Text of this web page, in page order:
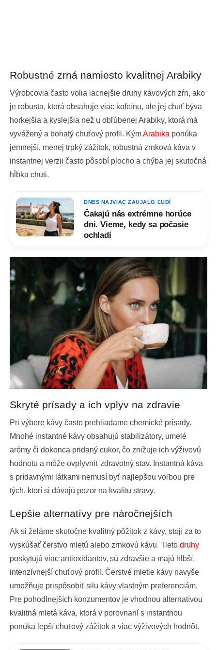
Robustné zrná namiesto kvalitnej Arabiky
Výrobcovia často volia lacnejšie druhy kávových zŕn, ako
je robusta, ktorá obsahuje viac kofeínu, ale jej chuť býva
horkejšia a kyslejšia než u obľúbenej Arabiky, ktorá má
vyvážený a bohatý chuťový profil. KýmArabika ponúka
jemnejší, menej trpký zážitok, robustná zrnková káva v
instantnej verzii často pôsobí plocho a chýba jej skutočná
hĺbka chuti.
DNES NAJVIAC ZAUJALO ĽUDÍ
Čakajú nás extrémne horúce
dni. Vieme, kedy sa počasie
ochladí
Skryté prísady a ich vplyv na zdravie
Pri výbere kávy často prehliadame chemické prísady.
Mnohé instantné kávy obsahujú stabilizátory, umelé
arómy či dokonca pridaný cukor, čo znižuje ich výživovú
hodnotu a môže ovplyvniť zdravotný stav. Instantná káva
s prídavnými látkami nemusí byť najlepšou voľbou pre
tých, ktorí si dávajú pozor na kvalitu stravy.
Lepšie alternatívy pre náročnejších
Ak si želáme skutočne kvalitný pôžitok z kávy, stojí za to
vyskúšať čerstvo mletú alebo zrnkovú kávu. Tieto druhy
poskytujú viac antioxidantov, sú zdravšie a majú hlbší,
intenzívnejší chuťový profil. Čerstvé mletie kávy navyše
umožňuje prispôsobiť silu kávy vlastným preferenciám.
Pre pohodlnejších konzumentov je vhodnou alternatívou
kvalitná mletá káva, ktorá v porovnaní s instantnou
ponúka lepší chuťový zážitok a viac výživových hodnôt.